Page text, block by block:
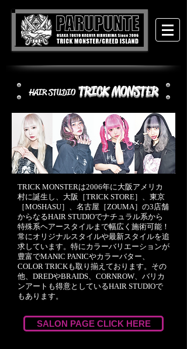
HAIR STUDIOTRICK MONSTER
TRICK MONSTERは2006年に大阪アメリカ
村に誕生し、大阪［TRICK STORE］、東京
［MOSHASU］、名古屋［ZOUMA］の3店舗
からなるHAIR STUDIOでナチュラル系から
特殊系ヘアースタイルまで幅広く施術可能！
常にオリジナルスタイルや最新スタイルを追
求しています。特にカラーバリエーションが
豊富でMANIC PANICやカラーバター、
COLOR TRICKも取り揃えております。その
他、DREDやBRAIDS、CORNROW、バリカ
ンアートも得意としているHAIR STUDIOで
もあります。
SALON PAGE CLICK HERE